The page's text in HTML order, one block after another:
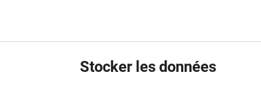
Stocker les données